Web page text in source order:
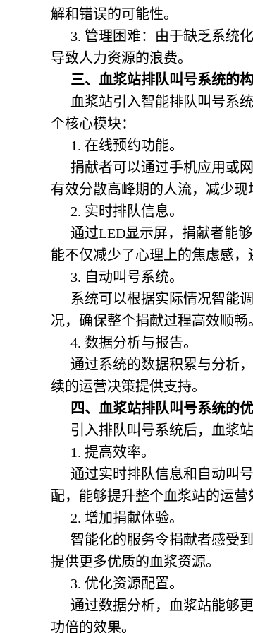
解和错误的可能性。
3. 管理困难：由于缺乏系统
导致人力资源的浪费。
三、血浆站排队叫号系统的构
血浆站引入智能排队叫号系
个核心模块：
1. 在线预约功能。
捐献者可以通过手机应用或
有效分散高峰期的人流，减少现
2. 实时排队信息。
通过LED显示屏，捐献者能
能不仅减少了心理上的焦虑感，
3. 自动叫号系统。
系统可以根据实际情况智能
况，确保整个捐献过程高效顺畅
4. 数据分析与报告。
通过系统的数据积累与分析
续的运营决策提供支持。
四、血浆站排队叫号系统的优
引入排队叫号系统后，血浆
1. 提高效率。
通过实时排队信息和自动叫
配，能够提升整个血浆站的运营
2. 增加捐献体验。
智能化的服务令捐献者感受
提供更多优质的血浆资源。
3. 优化资源配置。
通过数据分析，血浆站能够
功倍的效果。